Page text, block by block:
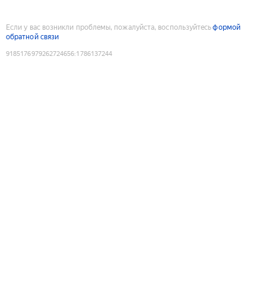
Если у вас возникли проблемы, пожалуйста, воспользуйтесьформой
обратной связи
9185176979262724656:1786137244